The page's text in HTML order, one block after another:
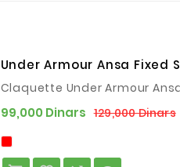
Under Armour Ansa Fixed
Claquette Under Armour
99,000 Dinars 129,000 Dinars